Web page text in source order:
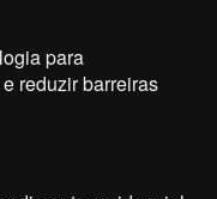
para
reduzir barreiras